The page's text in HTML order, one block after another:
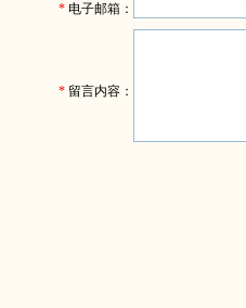
* 电子邮箱：
* 留言内容：